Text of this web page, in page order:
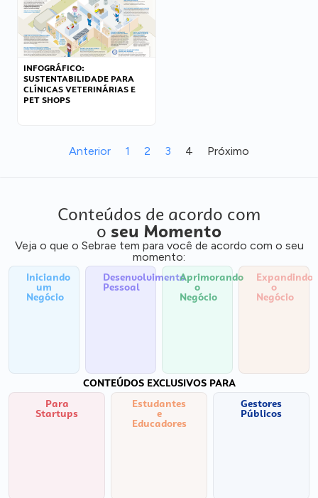
INFOGRÁFICO:
SUSTENTABILIDADE PARA
CLÍNICAS VETERINÁRIAS E
PET SHOPS
Anterior 1 2 3 4 Próximo
Conteúdos de acordo com
o seu Momento
Veja o que o Sebrae tem para você de acordo com o seu
momento:
Iniciando
um
Negócio
Desenvolvimento
Pessoal
Aprimorando
o
Negócio
Expandindo
o
Negócio
CONTEÚDOS EXCLUSIVOS PARA
Para
Startups
Estudantes
e
Educadores
Gestores
Públicos